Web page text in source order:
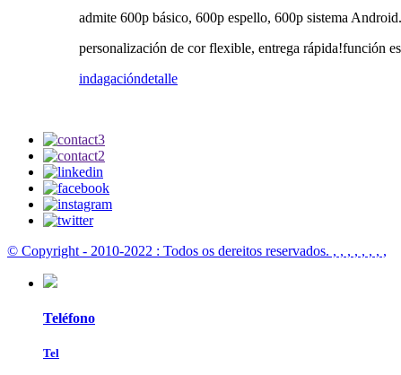
admite 600p básico, 600p espello, 600p sistema
personalización de cor flexible, entrega rápida!función
indagacióndetalle
© Copyright - 2010-2022 : Todos os dereitos reservados. , , , , , , , ,
Teléfono
Tel